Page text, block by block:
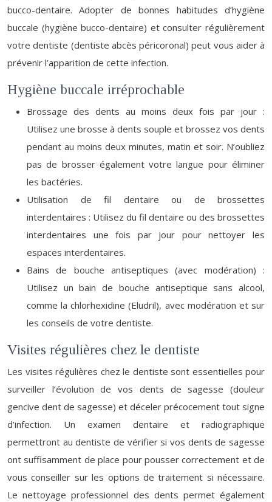
bucco-dentaire. Adopter de bonnes habitudes d’hygiène
buccale (hygiène bucco-dentaire) et consulter régulièrement
votre dentiste (dentiste abcès péricoronal) peut vous aider à
prévenir l’apparition de cette infection.
Hygiène buccale irréprochable
Brossage des dents au moins deux fois par jour :
Utilisez une brosse à dents souple et brossez vos dents
pendant au moins deux minutes, matin et soir. N’oubliez
pas de brosser également votre langue pour éliminer
les bactéries.
Utilisation de fil dentaire ou de brossettes
interdentaires : Utilisez du fil dentaire ou des brossettes
interdentaires une fois par jour pour nettoyer les
espaces interdentaires.
Bains de bouche antiseptiques (avec modération) :
Utilisez un bain de bouche antiseptique sans alcool,
comme la chlorhexidine (Eludril), avec modération et sur
les conseils de votre dentiste.
Visites régulières chez le dentiste
Les visites régulières chez le dentiste sont essentielles pour
surveiller l’évolution de vos dents de sagesse (douleur
gencive dent de sagesse) et déceler précocement tout signe
d’infection. Un examen dentaire et radiographique
permettront au dentiste de vérifier si vos dents de sagesse
ont suffisamment de place pour pousser correctement et de
vous conseiller sur les options de traitement si nécessaire.
Le nettoyage professionnel des dents permet également